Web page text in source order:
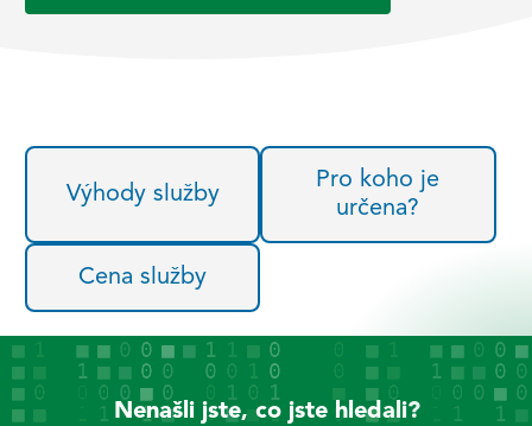
Výhody služby
Pro koho je
určena?
Cena služby
Nenašli jste, co jste hledali?